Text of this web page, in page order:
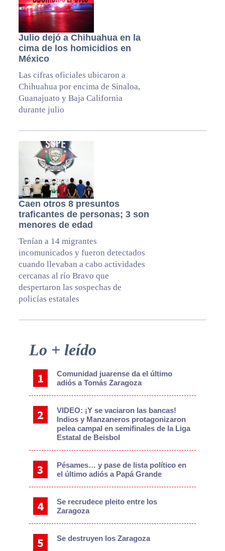
Julio dejó a Chihuahua en la
cima de los homicidios en
México
Las cifras oficiales ubicaron a
Chihuahua por encima de Sinaloa,
Guanajuato y Baja California
durante julio
Caen otros 8 presuntos
traficantes de personas; 3 son
menores de edad
Tenían a 14 migrantes
incomunicados y fueron detectados
cuando llevaban a cabo actividades
cercanas al río Bravo que
despertaron las sospechas de
policías estatales
Primary
Lo + leído
Comunidad juarense da el último
adiós a Tomás Zaragoza
VIDEO: ¡Y se vaciaron las bancas!
Indios y Manzaneros protagonizaron
pelea campal en semifinales de la Liga
Estatal de Beisbol
Pésames… y pase de lista político en
el último adiós a Papá Grande
Se recrudece pleito entre los
Zaragoza
Se destruyen los Zaragoza